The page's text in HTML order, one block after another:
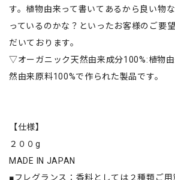
す。植物由来って書いてあるから良い物
っているのかな？といったお客様のご要
だいております。
▽オーガニック天然由来成分100%:植物
然由来原料100%で作られた製品です。
【仕様】
２００g
MADE IN JAPAN
■フレグランス：香料としては２種類ご